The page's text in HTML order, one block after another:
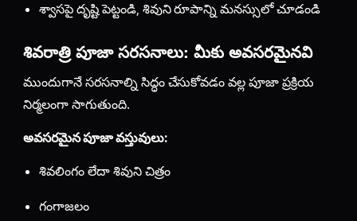
శ్వాసపై దృష్టి పెట్టండి, శివుని రూపాన్ని మనస్సులో చూడండి
శివరాత్రి పూజా సరసనాలు: మీకు అవసరమైనవి
ముందుగానే సరసనాల్ని సిద్ధం చేసుకోవడం వల్ల పూజా ప్రక్రియ
నిర్మలంగా సాగుతుంది.
అవసరమైన పూజా వస్తువులు:
శివలింగం లేదా శివుని చిత్రం
గంగాజలం